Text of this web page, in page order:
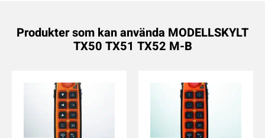
Produkter som kan använda MODELLSKYLT
TX50 TX51 TX52 M-B